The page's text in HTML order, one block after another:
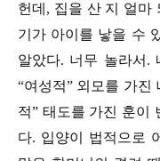
헌데, 집을 산 지 얼마
기가 아이를 낳을 수
알았다. 너무 놀라서.
“여성적” 외모를 가진
적” 태도를 가진 훈이
다. 입양이 법적으로